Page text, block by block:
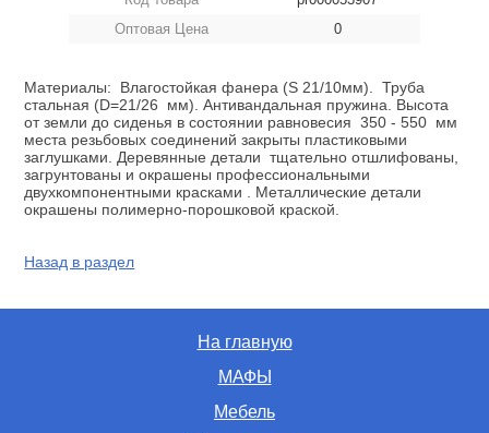
Оптовая Цена
0
Материалы: Влагостойкая фанера (S 21/10мм). Труба
стальная (D=21/26 мм). Антивандальная пружина. Высота
от земли до сиденья в состоянии равновесия 350 - 550 мм
места резьбовых соединений закрыты пластиковыми
заглушками. Деревянные детали тщательно отшлифованы,
загрунтованы и окрашены профессиональными
двухкомпонентными красками . Металлические детали
окрашены полимерно-порошковой краской.
Назад в раздел
На главную
МАФЫ
Мебель